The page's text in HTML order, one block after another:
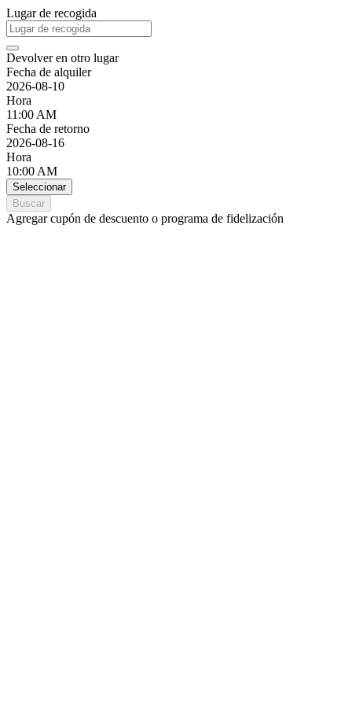
Lugar de recogida
Devolver en otro lugar
Fecha de alquiler
2026-08-10
Hora
11:00 AM
Fecha de retorno
2026-08-16
Hora
10:00 AM
Seleccionar
Buscar
Agregar cupón de descuento o programa de fidelización